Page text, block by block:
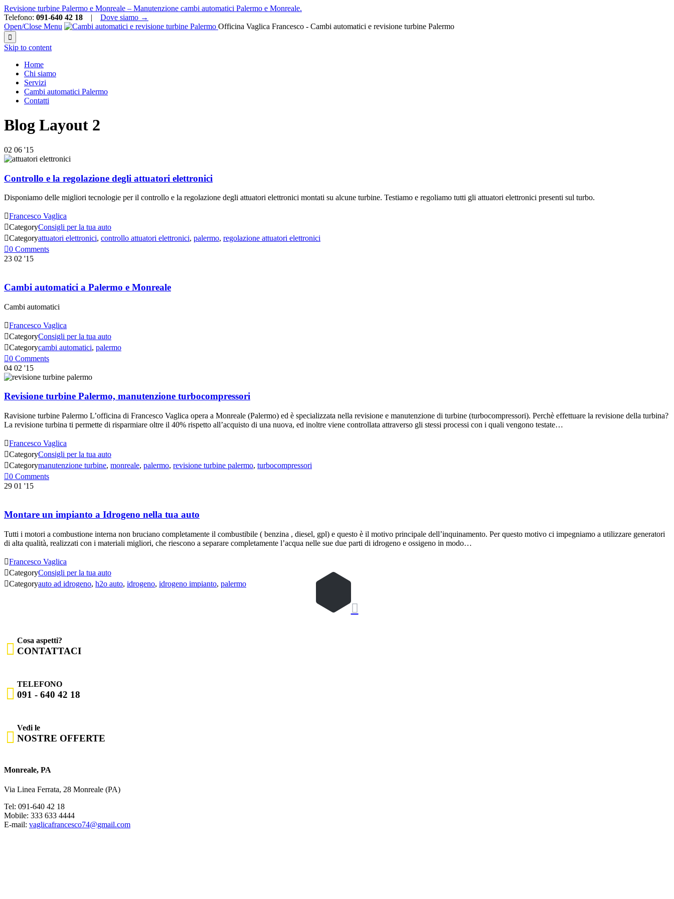
Revisione turbine Palermo e Monreale – Manutenzione cambi automatici Palermo e Monreale.
Telefono: 091-640 42 18 | Dove siamo →
Open/Close Menu
Officina Vaglica Francesco - Cambi automatici e revisione turbine Palermo

Skip to content
Home
Chi siamo
Servizi
Cambi automatici Palermo
Contatti
Blog Layout 2
02 06 '15
Controllo e la regolazione degli attuatori elettronici
Disponiamo delle migliori tecnologie per il controllo e la regolazione degli attuatori elettronici montati su alcune turbine. Testiamo e regoliamo tutti gli attuatori elettronici presenti sul turbo.
Francesco Vaglica
CategoryConsigli per la tua auto
Categoryattuatori elettronici, controllo attuatori elettronici, palermo, regolazione attuatori elettronici
0 Comments
23 02 '15
Cambi automatici a Palermo e Monreale
Cambi automatici
Francesco Vaglica
CategoryConsigli per la tua auto
Categorycambi automatici, palermo
0 Comments
04 02 '15
Revisione turbine Palermo, manutenzione turbocompressori
Ravisione turbine Palermo L’officina di Francesco Vaglica opera a Monreale (Palermo) ed è specializzata nella revisione e manutenzione di turbine (turbocompressori). Perchè effettuare la revisione della turbina?
La revisione turbina ti permette di risparmiare oltre il 40% rispetto all’acquisto di una nuova, ed inoltre viene controllata attraverso gli stessi processi con i quali vengono testate…
Francesco Vaglica
CategoryConsigli per la tua auto
Categorymanutenzione turbine, monreale, palermo, revisione turbine palermo, turbocompressori
0 Comments
29 01 '15
Montare un impianto a Idrogeno nella tua auto
Tutti i motori a combustione interna non bruciano completamente il combustibile ( benzina , diesel, gpl) e questo è il motivo principale dell’inquinamento. Per questo motivo ci impegniamo a utilizzare generatori
di alta qualità, realizzati con i materiali migliori, che riescono a separare completamente l’acqua nelle sue due parti di idrogeno e ossigeno in modo…
Francesco Vaglica
CategoryConsigli per la tua auto
Categoryauto ad idrogeno, h2o auto, idrogeno, idrogeno impianto, palermo

 Cosa aspetti?
CONTATTACI

TELEFONO
091 - 640 42 18

Vedi le
NOSTRE OFFERTE
Monreale, PA
Via Linea Ferrata, 28 Monreale (PA)
Tel: 091-640 42 18
Mobile: 333 633 4444
E-mail: vaglicafrancesco74@gmail.com